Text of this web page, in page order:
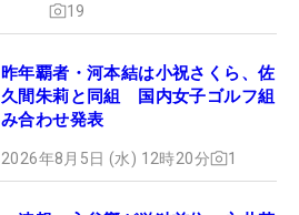
19
昨年覇者・河本結は小祝さくら、佐
久間朱莉と同組 国内女子ゴルフ組
み合わせ発表
2026年8月5日 (水) 12時20分 1